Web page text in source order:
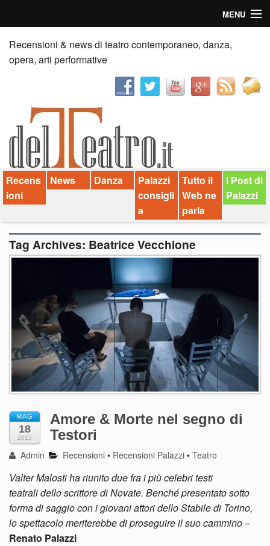
MENU
Home
Recensioni
News
Palazzi consiglia
Video
Chi siamo
Contatti
Recensioni & news di teatro contemporaneo, danza,
opera, arti performative
Recens
ioni
News Danza
Palazzi
consigli
a
Tutto il
Web ne
parla
I Post di
Palazzi
Tag Archives: Beatrice Vecchione
MAG
18
2015
Amore & Morte nel segno di
Testori
Admin Recensioni • Recensioni Palazzi •Teatro
Valter Malosti ha riunito due fra i più celebri testi
teatrali dello scrittore di Novate. Benché presentato sotto
forma di saggio con i giovani attori dello Stabile di Torino,
lo spettacolo meriterebbe di proseguire il suo cammino–
Renato Palazzi